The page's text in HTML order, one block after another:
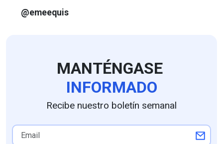
@emeequis
MANTÉNGASE
INFORMADO
Recibe nuestro boletín semanal